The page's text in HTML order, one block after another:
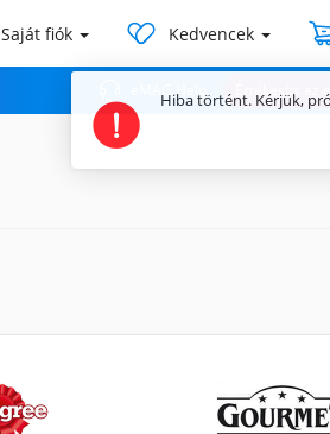
Saját fiók Kedvencek
eMAG Help Értékesíts az